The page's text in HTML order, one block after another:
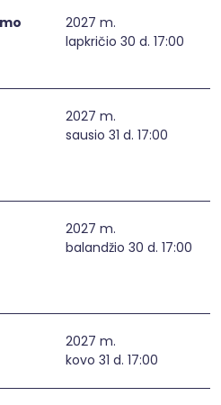
2027 m.
lapkričio 30 d. 17:00
2027 m.
sausio 31 d. 17:00
2027 m.
balandžio 30 d. 17:00
2027 m.
kovo 31 d. 17:00